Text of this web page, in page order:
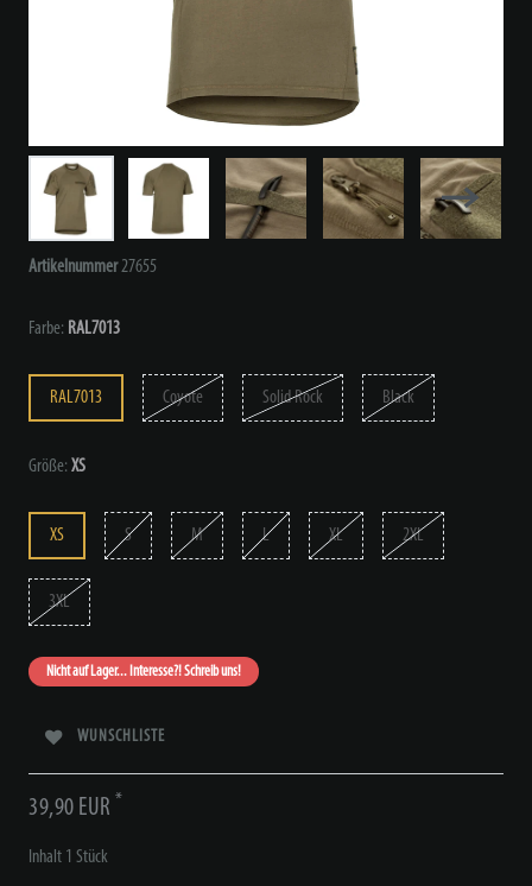
Artikelnummer27655
Farbe: RAL7013
RAL7013 Coyote Solid Rock Black
Größe: XS
XS S M L XL 2XL
3XL
Nicht auf Lager... Interesse?! Schreib uns!
WUNSCHLISTE
39,90 EUR *
Inhalt 1 Stück